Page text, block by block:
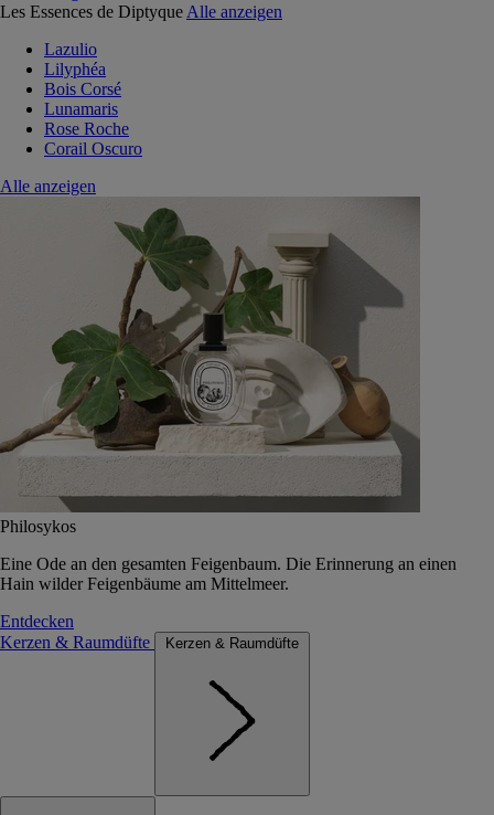
Les Essences de Diptyque Alle anzeigen
Lazulio
Lilyphéa
Bois Corsé
Lunamaris
Rose Roche
Corail Oscuro
Alle anzeigen
Philosykos
Eine Ode an den gesamten Feigenbaum. Die Erinnerung an einen
Hain wilder Feigenbäume am Mittelmeer.
Entdecken
Kerzen & Raumdüfte
Kerzen & Raumdüfte